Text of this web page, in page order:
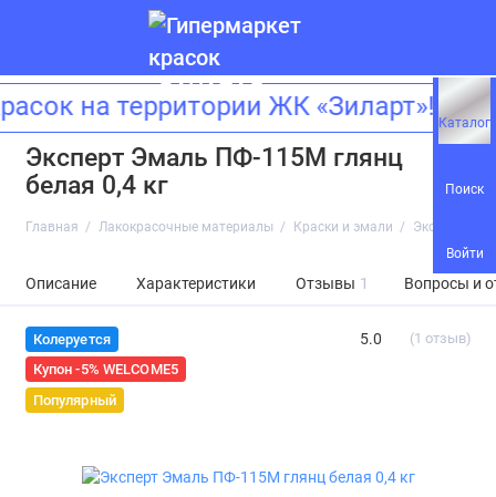
Каталог
Поиск
Войти
на территории ЖК
Эксперт Эмаль ПФ-115М глянц
белая 0,4 кг
Главная Лакокрасочные материалы Краски и эмали Эксперт
Описание Характеристики Отзывы 1 Вопросы и
Колеруется
Купон -5% WELCOME5
Популярный
5.0 (1 отзыв)